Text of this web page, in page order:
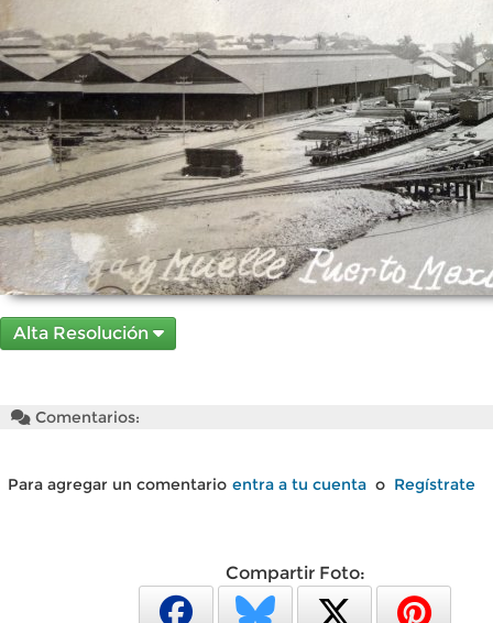
Alta Resolución
Comentarios:
Para agregar un comentario entra a tu cuenta o Regístrate
Compartir Foto: